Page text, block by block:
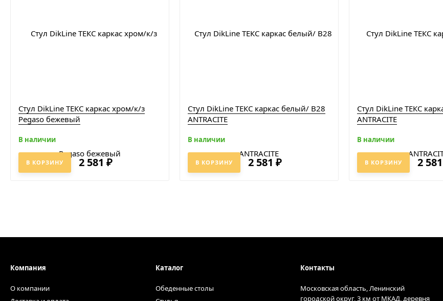
Стул DikLine ТЕКС каркас хром/к/з
Pegaso бежевый
В наличии
В КОРЗИНУ 2 581 ₽
Стул DikLine ТЕКС каркас белый/ B28
ANTRACITE
В наличии
В КОРЗИНУ 2 581 ₽
Стул DikLine ТЕКС
ANTRACITE
В наличии
В КОРЗИНУ 2 581
Компания
О компании
Каталог
Обеденные столы
Контакты
Московская область, Ленинский
городской округ, 3 км от МКАД, деревня